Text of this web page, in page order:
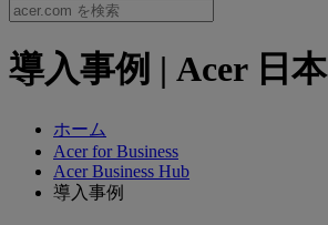
導入事例 | Acer 日本
ホーム
Acer for Business
Acer Business Hub
導入事例